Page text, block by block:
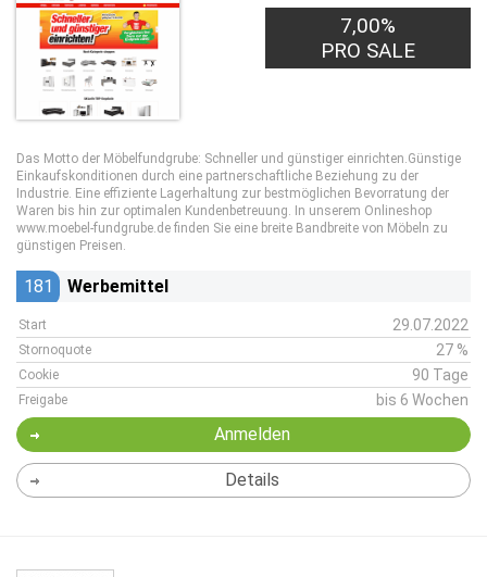
7,00%
PRO SALE
Das Motto der Möbelfundgrube: Schneller und günstiger einrichten.Günstige
Einkaufskonditionen durch eine partnerschaftliche Beziehung zu der
Industrie. Eine effiziente Lagerhaltung zur bestmöglichen Bevorratung der
Waren bis hin zur optimalen Kundenbetreuung. In unserem Onlineshop
www.moebel-fundgrube.de finden Sie eine breite Bandbreite von Möbeln zu
günstigen Preisen.
181 Werbemittel
Start 29.07.2022
Stornoquote 27 %
Cookie 90 Tage
Freigabe bis 6 Wochen
Anmelden
Details